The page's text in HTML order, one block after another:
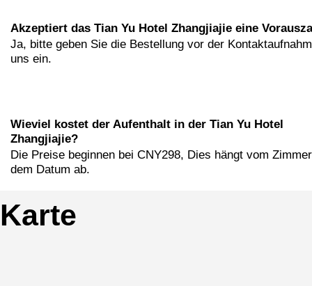
Akzeptiert das Tian Yu Hotel Zhangjiajie eine
Ja, bitte geben Sie die Bestellung vor der
uns ein.
Wieviel kostet der Aufenthalt in der Tian Yu Hotel
Zhangjiajie?
Die Preise beginnen bei CNY298, Dies hängt vom
dem Datum ab.
Karte